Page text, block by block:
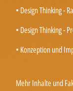
• Design Thinking -
• Design Thinking -
• Konzeption und
Mehr Inhalte und